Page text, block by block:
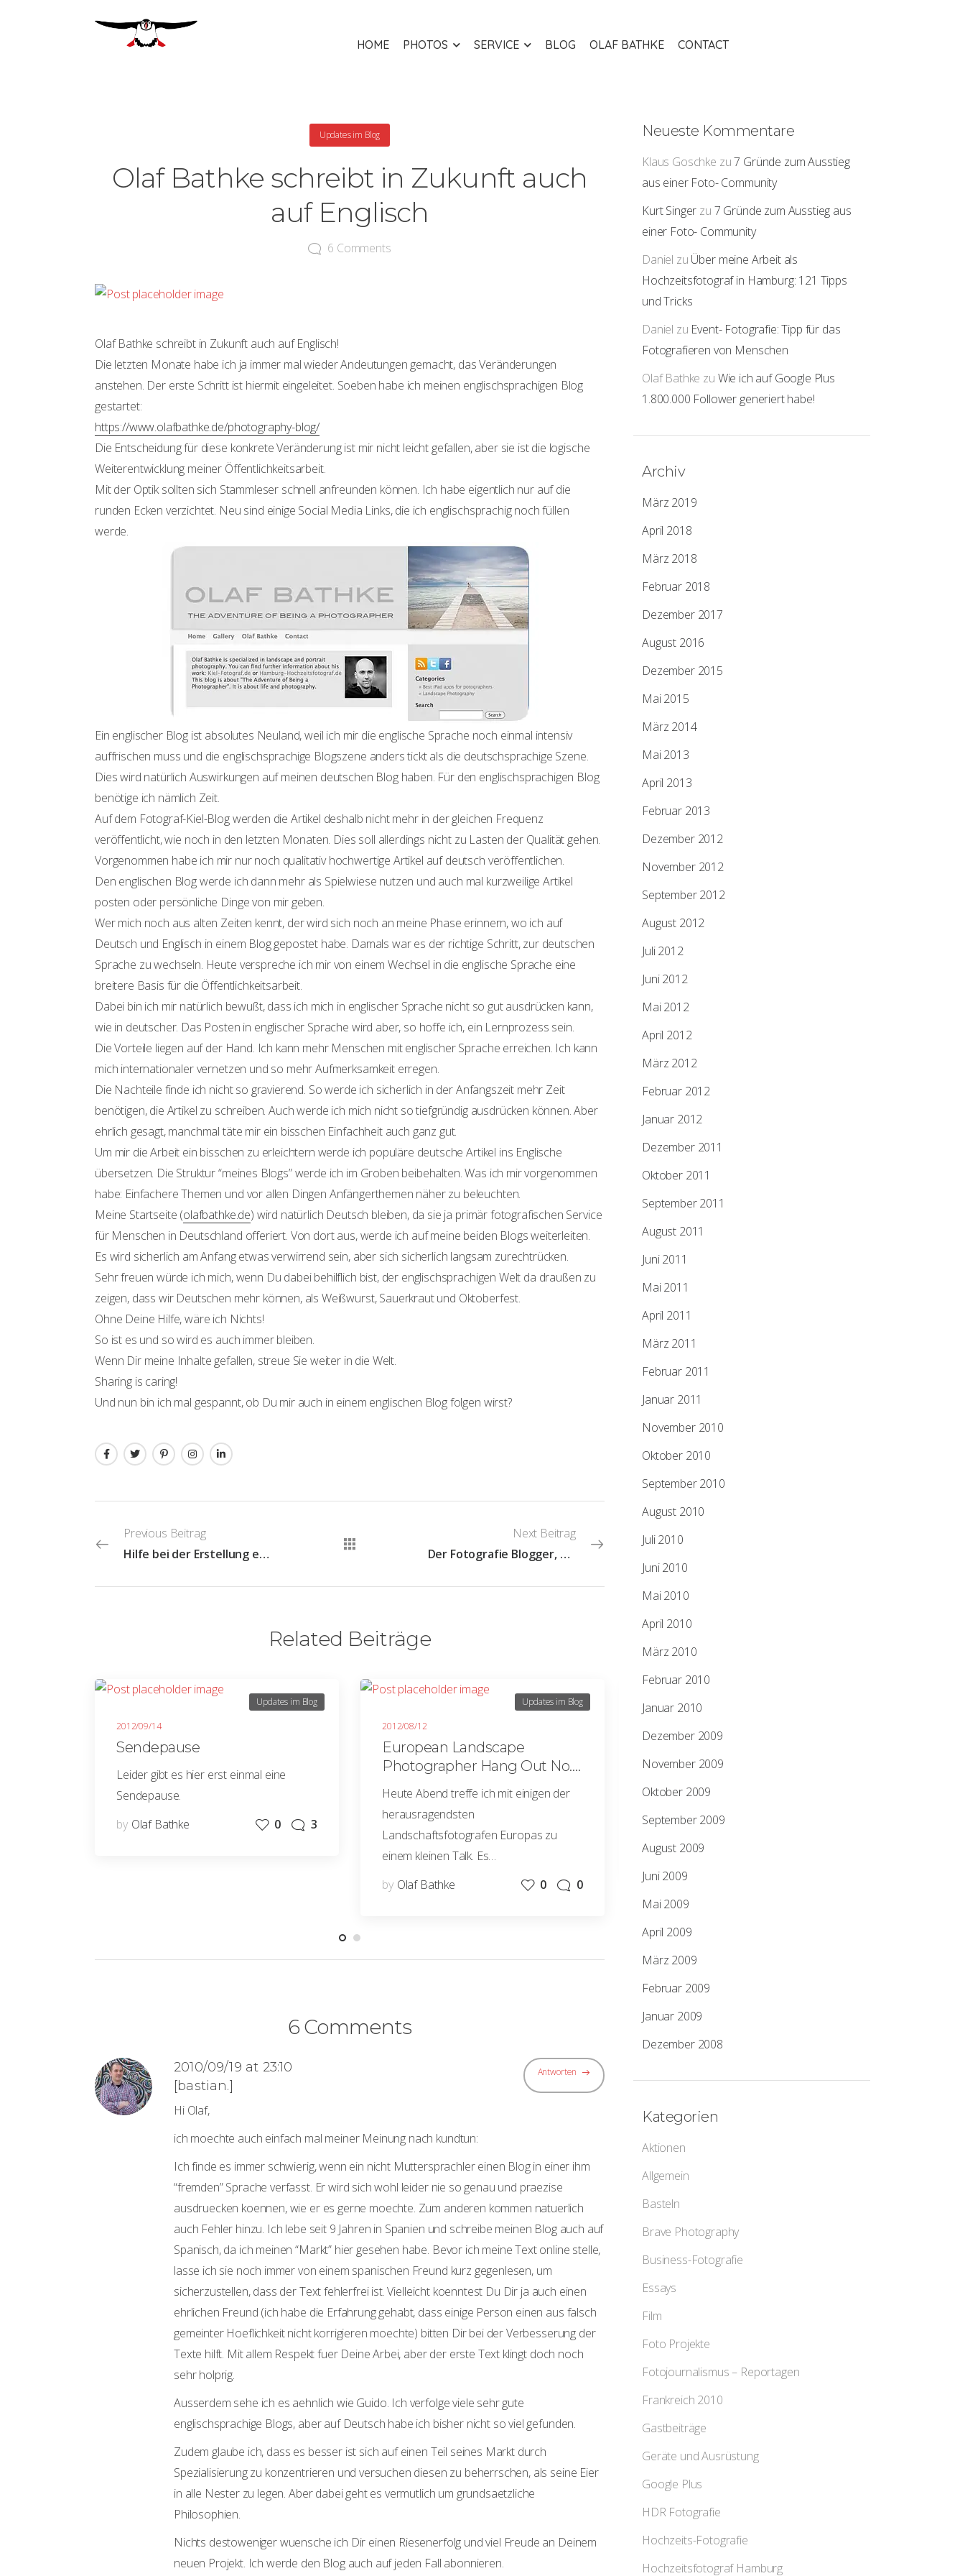
HOME PHOTOS SERVICE BLOG OLAF BATHKE CONTACT
Neueste Kommentare
Klaus Goschke zu7 Gründe zum Ausstieg
aus einer Foto- Community
Kurt Singer zu 7 Gründe zum Ausstieg aus
einer Foto- Community
Daniel zu Über meine Arbeit als
Hochzeitsfotograf in Hamburg: 121 Tipps
und Tricks
Daniel zu Event- Fotografie: Tipp für das
Fotografieren von Menschen
Olaf Bathke zu Wie ich auf Google Plus
1.800.000 Follower generiert habe!
Archiv
März 2019
April 2018
März 2018
Februar 2018
Dezember 2017
August 2016
Dezember 2015
Mai 2015
März 2014
Mai 2013
April 2013
Februar 2013
Dezember 2012
November 2012
September 2012
August 2012
Juli 2012
Juni 2012
Mai 2012
April 2012
März 2012
Februar 2012
Januar 2012
Dezember 2011
Oktober 2011
September 2011
August 2011
Juni 2011
Mai 2011
April 2011
März 2011
Februar 2011
Januar 2011
November 2010
Oktober 2010
September 2010
August 2010
Juli 2010
Juni 2010
Mai 2010
April 2010
März 2010
Februar 2010
Januar 2010
Dezember 2009
November 2009
Oktober 2009
September 2009
August 2009
Juni 2009
Mai 2009
April 2009
März 2009
Februar 2009
Januar 2009
Dezember 2008
Kategorien
Aktionen
Allgemein
Basteln
Brave Photography
Business-Fotografie
Essays
Film
Foto Projekte
Fotojournalismus – Reportagen
Frankreich 2010
Gastbeiträge
Geräte und Ausrüstung
Google Plus
HDR Fotografie
Hochzeits-Fotografie
Hochzeitsfotograf Hamburg
Updates im Blog
Olaf Bathke schreibt in Zukunft auch
auf Englisch
6 Comments
Olaf Bathke schreibt in Zukunft auch auf Englisch!
Die letzten Monate habe ich ja immer mal wieder Andeutungen gemacht, das Veränderungen
anstehen. Der erste Schritt ist hiermit eingeleitet. Soeben habe ich meinen englischsprachigen Blog
gestartet:
https://www.olafbathke.de/photography-blog/
Die Entscheidung für diese konkrete Veränderung ist mir nicht leicht gefallen, aber sie ist die logische
Weiterentwicklung meiner Öffentlichkeitsarbeit.
Mit der Optik sollten sich Stammleser schnell anfreunden können. Ich habe eigentlich nur auf die
runden Ecken verzichtet. Neu sind einige Social Media Links, die ich englischsprachig noch füllen
werde.
Ein englischer Blog ist absolutes Neuland, weil ich mir die englische Sprache noch einmal intensiv
auffrischen muss und die englischsprachige Blogszene anders tickt als die deutschsprachige Szene.
Dies wird natürlich Auswirkungen auf meinen deutschen Blog haben. Für den englischsprachigen Blog
benötige ich nämlich Zeit.
Auf dem Fotograf-Kiel-Blog werden die Artikel deshalb nicht mehr in der gleichen Frequenz
veröffentlicht, wie noch in den letzten Monaten. Dies soll allerdings nicht zu Lasten der Qualität gehen.
Vorgenommen habe ich mir nur noch qualitativ hochwertige Artikel auf deutsch veröffentlichen.
Den englischen Blog werde ich dann mehr als Spielwiese nutzen und auch mal kurzweilige Artikel
posten oder persönliche Dinge von mir geben.
Wer mich noch aus alten Zeiten kennt, der wird sich noch an meine Phase erinnern, wo ich auf
Deutsch und Englisch in einem Blog gepostet habe. Damals war es der richtige Schritt, zur deutschen
Sprache zu wechseln. Heute verspreche ich mir von einem Wechsel in die englische Sprache eine
breitere Basis für die Öffentlichkeitsarbeit.
Dabei bin ich mir natürlich bewußt, dass ich mich in englischer Sprache nicht so gut ausdrücken kann,
wie in deutscher. Das Posten in englischer Sprache wird aber, so hoffe ich, ein Lernprozess sein.
Die Vorteile liegen auf der Hand. Ich kann mehr Menschen mit englischer Sprache erreichen. Ich kann
mich internationaler vernetzen und so mehr Aufmerksamkeit erregen.
Die Nachteile finde ich nicht so gravierend. So werde ich sicherlich in der Anfangszeit mehr Zeit
benötigen, die Artikel zu schreiben. Auch werde ich mich nicht so tiefgründig ausdrücken können. Aber
ehrlich gesagt, manchmal täte mir ein bisschen Einfachheit auch ganz gut.
Um mir die Arbeit ein bisschen zu erleichtern werde ich populäre deutsche Artikel ins Englische
übersetzen. Die Struktur “meines Blogs” werde ich im Groben beibehalten. Was ich mir vorgenommen
habe: Einfachere Themen und vor allen Dingen Anfängerthemen näher zu beleuchten.
Meine Startseite (olafbathke.de) wird natürlich Deutsch bleiben, da sie ja primär fotografischen Service
für Menschen in Deutschland offeriert. Von dort aus, werde ich auf meine beiden Blogs weiterleiten.
Es wird sicherlich am Anfang etwas verwirrend sein, aber sich sicherlich langsam zurechtrücken.
Sehr freuen würde ich mich, wenn Du dabei behilflich bist, der englischsprachigen Welt da draußen zu
zeigen, dass wir Deutschen mehr können, als Weißwurst, Sauerkraut und Oktoberfest.
Ohne Deine Hilfe, wäre ich Nichts!
So ist es und so wird es auch immer bleiben.
Wenn Dir meine Inhalte gefallen, streue Sie weiter in die Welt.
Sharing is caring!
Und nun bin ich mal gespannt, ob Du mir auch in einem englischen Blog folgen wirst?
Previous Beitrag
Hilfe bei der Erstellung eines WordPress Themes
Next Beitrag
Der Fotografie Blogger, das dümmliche Wesen!
Related Beiträge
2012/09/14
Updates im Blog
Sendepause
Leider gibt es hier erst einmal eine
Sendepause.
by Olaf Bathke 0 3
2012/08/12
Updates im Blog
European Landscape
Photographer Hang Out No.
01
Heute Abend treffe ich mit einigen der
herausragendsten
Landschaftsfotografen Europas zu
einem kleinen Talk. Es…
by Olaf Bathke 0 0
langem Hin und Her gibt es unsere
fast…
by Olaf Bathke
6 Comments
2010/09/19 at 23:10
[bastian.]
Antworten
Hi Olaf,
ich moechte auch einfach mal meiner Meinung nach kundtun:
Ich finde es immer schwierig, wenn ein nicht Muttersprachler einen Blog in einer ihm
“fremden” Sprache verfasst. Er wird sich wohl leider nie so genau und praezise
ausdruecken koennen, wie er es gerne moechte. Zum anderen kommen natuerlich
auch Fehler hinzu. Ich lebe seit 9 Jahren in Spanien und schreibe meinen Blog auch auf
Spanisch, da ich meinen “Markt” hier gesehen habe. Bevor ich meine Text online stelle,
lasse ich sie noch immer von einem spanischen Freund kurz gegenlesen, um
sicherzustellen, dass der Text fehlerfrei ist. Vielleicht koenntest Du Dir ja auch einen
ehrlichen Freund (ich habe die Erfahrung gehabt, dass einige Person einen aus falsch
gemeinter Hoeflichkeit nicht korrigieren moechte) bitten Dir bei der Verbesserung der
Texte hilft. Mit allem Respekt fuer Deine Arbei, aber der erste Text klingt doch noch
sehr holprig.
Ausserdem sehe ich es aehnlich wie Guido. Ich verfolge viele sehr gute
englischsprachige Blogs, aber auf Deutsch habe ich bisher nicht so viel gefunden.
Zudem glaube ich, dass es besser ist sich auf einen Teil seines Markt durch
Spezialisierung zu konzentrieren und versuchen diesen zu beherrschen, als seine Eier
in alle Nester zu legen. Aber dabei geht es vermutlich um grundsaetzliche
Philosophien.
Nichts destoweniger wuensche ich Dir einen Riesenerfolg und viel Freude an Deinem
neuen Projekt. Ich werde den Blog auch auf jeden Fall abonnieren.